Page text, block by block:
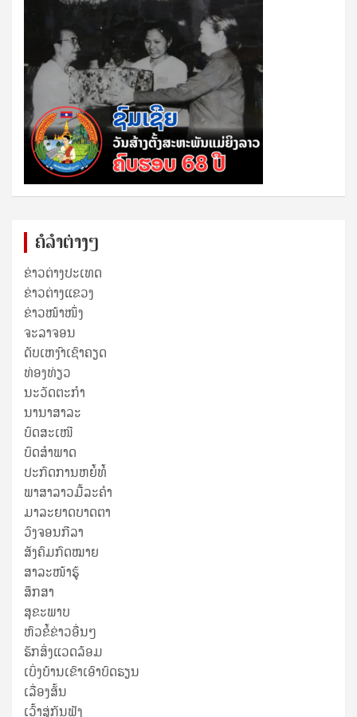
ຄໍລຳຕ່າງໆ
ຂ່າວຕ່າງປະເທດ
ຂ່າວ​ຕ່າງ​ແຂວງ
ຂ່າວໜ້າໜຶ່ງ
ຈະລາຈອນ
ດັບເຫງົາເຊົາຄຽດ
ທ່ອງທ່ຽວ
ນະວັດຕະກໍາ
ນານາສາລະ
ບົດສະເໜີ
ບົດສໍາພາດ
ປະກົດການຫຍໍ້ທໍ້
ພາສາລາວມື້ລະຄຳ
ມາລະຍາດບາດຕາ
ວົງຈອນກີລາ
ສັງຄົມກົດໝາຍ
ສາລະໜ້າຮູ້
ສຶກສາ
ສຸ​ຂະ​ພາບ
ຫົວຂໍ້ຂ່າວອື່ນໆ
ຮັກສິ່ງແວດລ້ອມ
ເບິ່ງບ້ານເຂົາເອົາບົດຮຽນ
ເລື່ອງສັ້ນ
ເວົ້າສູ່ກັນຟັງ